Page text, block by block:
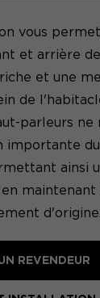
vous
et arrière
et une
de
parleurs ne
importante
ainsi
d'origine.
REVENDEUR